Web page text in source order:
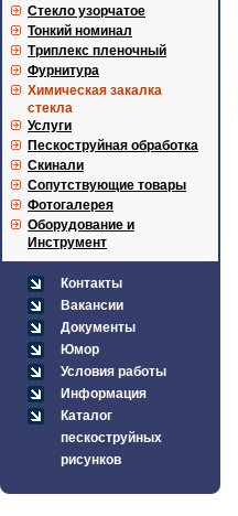
Стекло узорчатое
Тонкий номинал
Триплекс пленочный
Фурнитура
Химическая закалка
стекла
Услуги
Пескоструйная обработка
Скинали
Сопутствующие товары
Фотогалерея
Оборудование и
Инструмент
Контакты
Вакансии
Документы
Юмор
Условия работы
Информация
Каталог
пескоструйных
рисунков